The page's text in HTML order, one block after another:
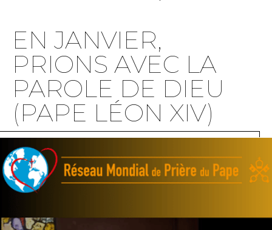
EN JANVIER,
PRIONS AVEC LA
PAROLE DE DIEU
(PAPE LÉON XIV)